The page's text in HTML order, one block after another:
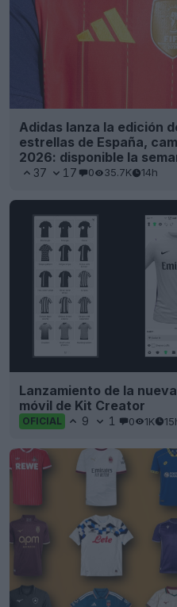
Adidas lanza la edición
estrellas de España,
2026: disponible la
37 17 0 35.7K 14h
Lanzamiento de la
móvil de Kit Creator
OFICIAL 9 1 0 1K